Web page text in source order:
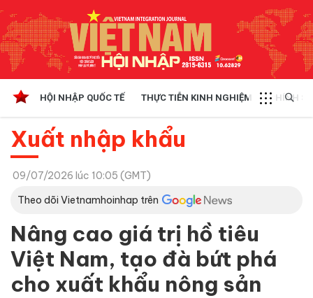
HỘI NHẬP QUỐC TẾ THỰC TIỄN KINH NGHIỆM CHÍNH
Xuất nhập khẩu
09/07/2026 lúc 10:05 (GMT)
Theo dõi Vietnamhoinhap trên
Nâng cao giá trị hồ tiêu
Việt Nam, tạo đà bứt phá
cho xuất khẩu nông sản